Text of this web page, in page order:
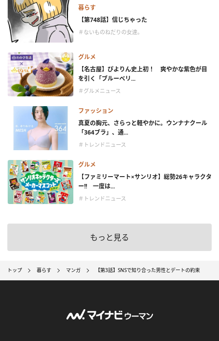
暮らす
【第748話】信じちゃった
＃ないものねだりの女達。
グルメ
【名古屋】ぴよりん史上初！ 爽やかな紫色が目
を引く「ブルーベリ...
＃グルメニュース
ファッション
真夏の胸元、さらっと軽やかに。ウンナナクール
「364ブラ」、通...
＃トレンドニュース
グルメ
【ファミリーマート×サンリオ】総勢26キャラクタ
ー!! 一度は...
＃トレンドニュース
もっと見る
トップ 暮らす マンガ 【第3話】SNSで知り合った男性とデートの約束